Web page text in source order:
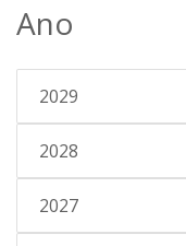
Ano
2029
2028
2027